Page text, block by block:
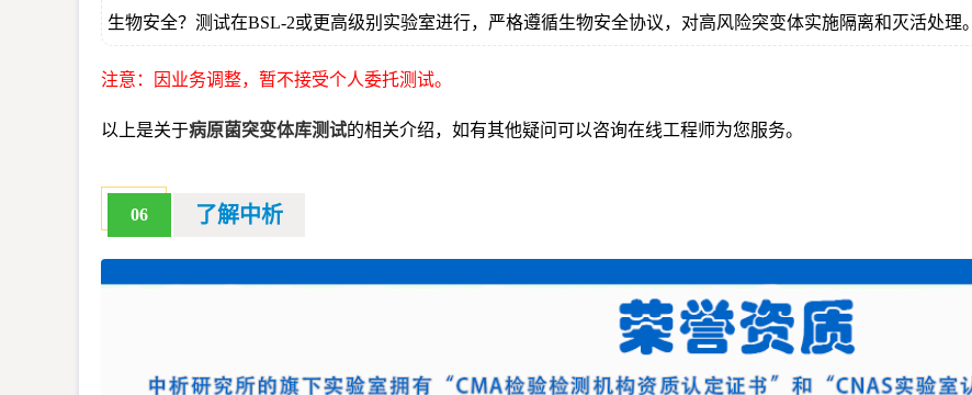
生物安全？测试在BSL-2或更高级别实验室进行，严格遵循生物安全协议，对高风险突变体实施隔离和灭活处理。
注意：因业务调整，暂不接受个人委托测试。
以上是关于病原菌突变体库测试的相关介绍，如有其他疑问可以咨询在线工程师为您服务。
06 了解中析